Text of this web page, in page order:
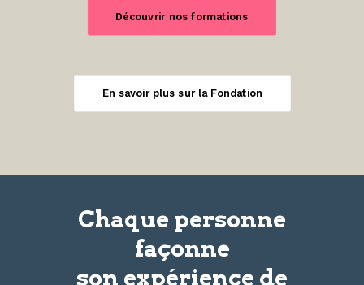
Découvrir nos formations
En savoir plus sur la Fondation
Chaque personne
façonne
son expérience de